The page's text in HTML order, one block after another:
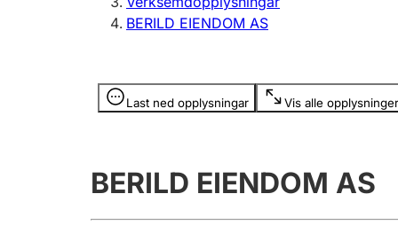
BERILD EIENDOM AS
Last ned opplysningar Vis alle opplysninger
Opplysninger er skjult
BERILD EIENDOM AS